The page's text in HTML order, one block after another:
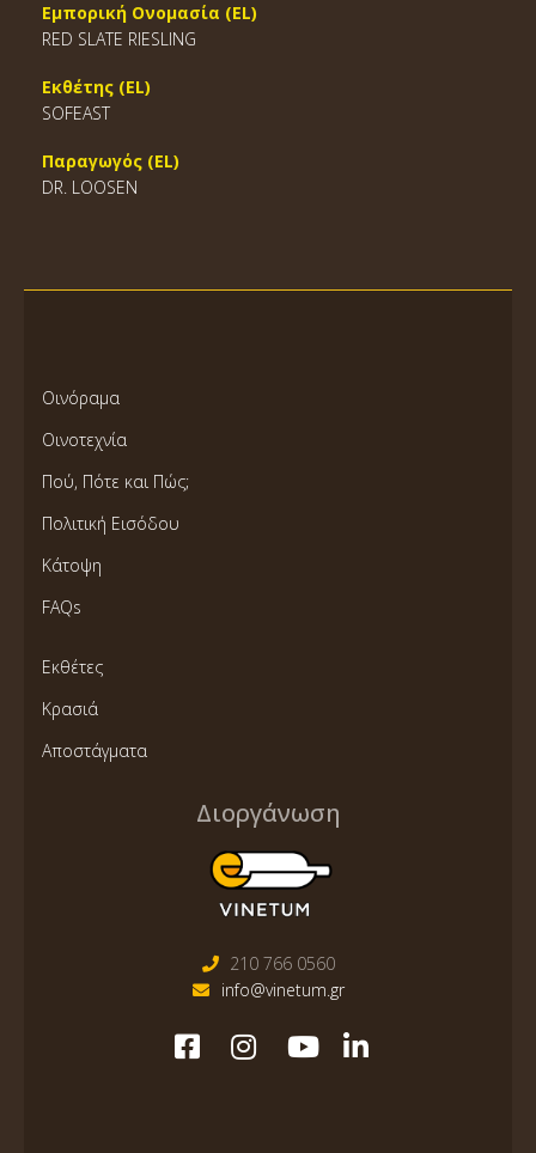
Εμπορική Ονομασία (EL)
RED SLATE RIESLING
Εκθέτης (EL)
SOFEAST
Παραγωγός (EL)
DR. LOOSEN
Οινόραμα
Οινοτεχνία
Πού, Πότε και Πώς;
Πολιτική Εισόδου
Κάτοψη
FAQs
Εκθέτες
Κρασιά
Αποστάγματα
Διοργάνωση
210 766 0560
info@vinetum.gr